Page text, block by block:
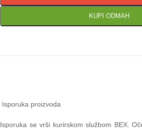
KUPI ODMAH
Isporuka proizvoda
Isporuka se vrši kurirskom službom BEX.